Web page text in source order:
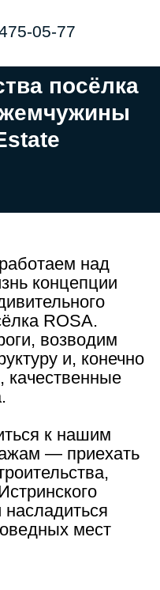
посёлка
жемчужины
над
концепции
ROSA.
возводим
и, конечно
к нашим
— приехать
мест